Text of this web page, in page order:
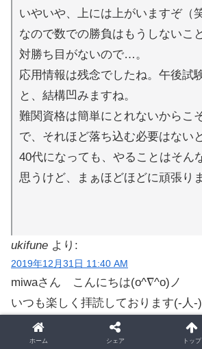
いやいや、上には上がいますぞ（笑
なので数での勝負はもうしないこ
対勝ち目がないので…。
応用情報は残念でしたね。午後試
と、結構凹みますね。
難関資格は簡単にとれないからこ
で、それほど落ち込む必要はない
40代になっても、やることはそん
思うけど、まぁほどほどに頑張り
ukifune より:
2019年12月31日 11:40 AM
miwaさん こんにちは(o^∇^o)ノ
いつも楽しく拝読しております(-人-
ています
（当方取得するレベルは3級等で
ホーム シェア トップ